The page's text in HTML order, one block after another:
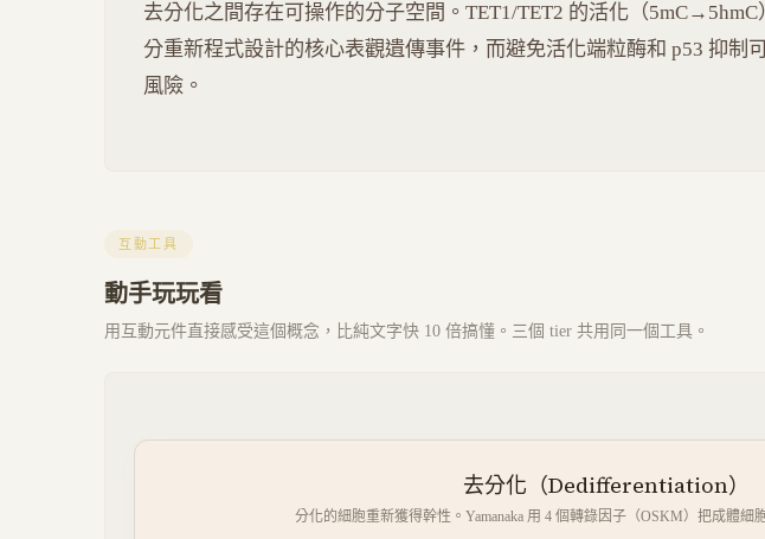
去分化之間存在可操作的分子空間。TET1/TET2 的活化（5mC→5hmC
分重新程式設計的核心表觀遺傳事件，而避免活化端粒酶和 p53 抑制
風險。
互動工具
動手玩玩看
用互動元件直接感受這個概念，比純文字快 10 倍搞懂。三個 tier 共用同一個工具。
去分化（Dedifferentiation）
分化的細胞重新獲得幹性。Yamanaka 用 4 個轉錄因子（OSKM）把成體細